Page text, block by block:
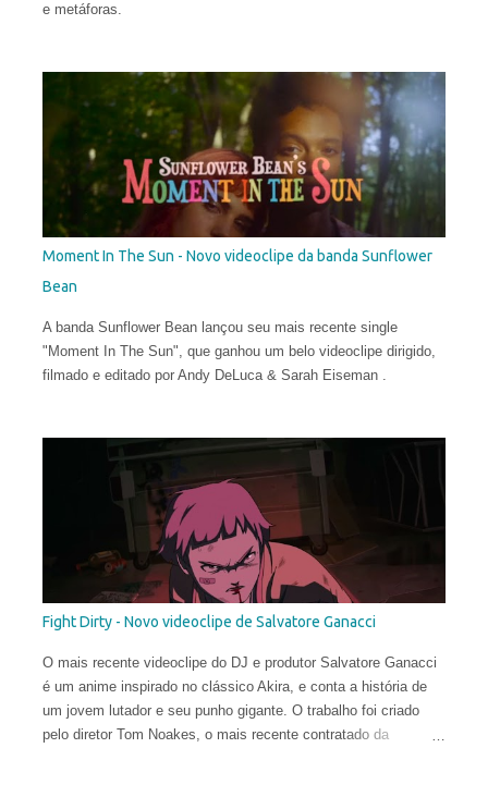
e metáforas.
Moment In The Sun - Novo videoclipe da banda Sunflower
Bean
A banda Sunflower Bean lançou seu mais recente single
"Moment In The Sun", que ganhou um belo videoclipe dirigido,
filmado e editado por Andy DeLuca & Sarah Eiseman .
Fight Dirty - Novo videoclipe de Salvatore Ganacci
O mais recente videoclipe do DJ e produtor Salvatore Ganacci
é um anime inspirado no clássico Akira, e conta a história de
um jovem lutador e seu punho gigante. O trabalho foi criado
pelo diretor Tom Noakes, o mais recente contratado da